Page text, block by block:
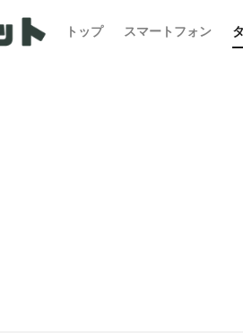
トップ スマートフォン